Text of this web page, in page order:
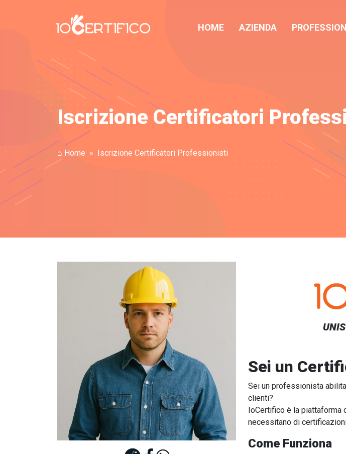
HOME AZIENDA
Iscrizione Certificatori
⌂ Home Iscrizione Certificatori Professionisti
Sei un
Sei un professionista
clienti?
IoCertifico è la piattaforma
necessitano di
Come Funziona